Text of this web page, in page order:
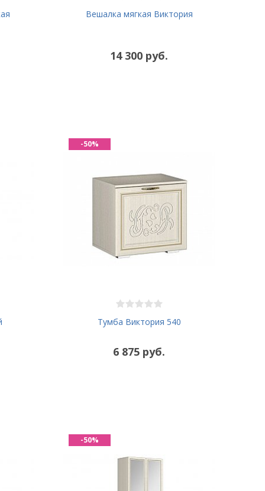
Вешалка мягкая Виктория
14 300 руб.
Тумба Виктория 540
6 875 руб.
-50%
-50%